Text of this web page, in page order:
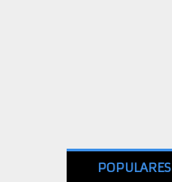
POPULARES